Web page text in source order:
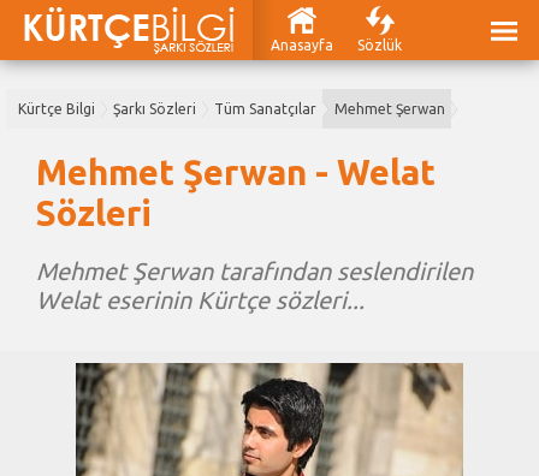
Anasayfa Sözlük
Kürtçe Bilgi Şarkı Sözleri Tüm Sanatçılar Mehmet Şerwan
Mehmet Şerwan - Welat
Sözleri
Mehmet Şerwan tarafından seslendirilen
Welat eserinin Kürtçe sözleri...